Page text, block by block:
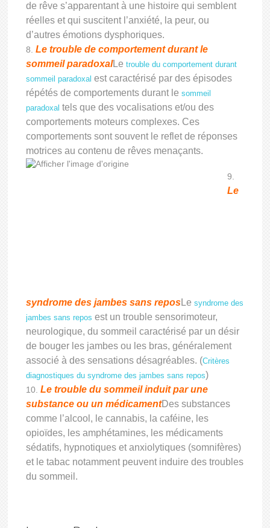
de rêve s’apparentant à une histoire qui semblent
réelles et qui suscitent l’anxiété, la peur, ou
d’autres émotions dysphoriques.
Le trouble de comportement durant le
sommeil paradoxalLetrouble du comportement durant
sommeil paradoxal est caractérisé par des épisodes
répétés de comportements durant lesommeil
paradoxal tels que des vocalisations et/ou des
comportements moteurs complexes. Ces
comportements sont souvent le reflet de réponses
motrices au contenu de rêves menaçants.
Le
syndrome des jambes sans reposLesyndrome des
jambes sans repos est un trouble sensorimoteur,
neurologique, du sommeil caractérisé par un désir
de bouger les jambes ou les bras, généralement
associé à des sensations désagréables. (Critères
diagnostiques du syndrome des jambes sans repos)
Le trouble du sommeil induit par une
substance ou un médicamentDes substances
comme l’alcool, le cannabis, la caféine, les
opioïdes, les amphétamines, les médicaments
sédatifs, hypnotiques et anxiolytiques (somnifères)
et le tabac notamment peuvent induire des troubles
du sommeil.